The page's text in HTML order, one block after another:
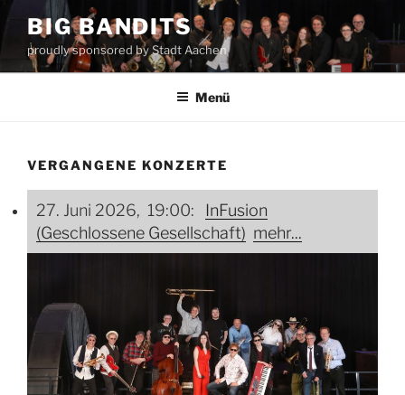
Zum
Inhalt
springen
BIG BANDITS
proudly sponsored by Stadt Aachen
Menü
VERGANGENE KONZERTE
27. Juni 2026, 19:00: InFusion
(Geschlossene Gesellschaft) mehr...